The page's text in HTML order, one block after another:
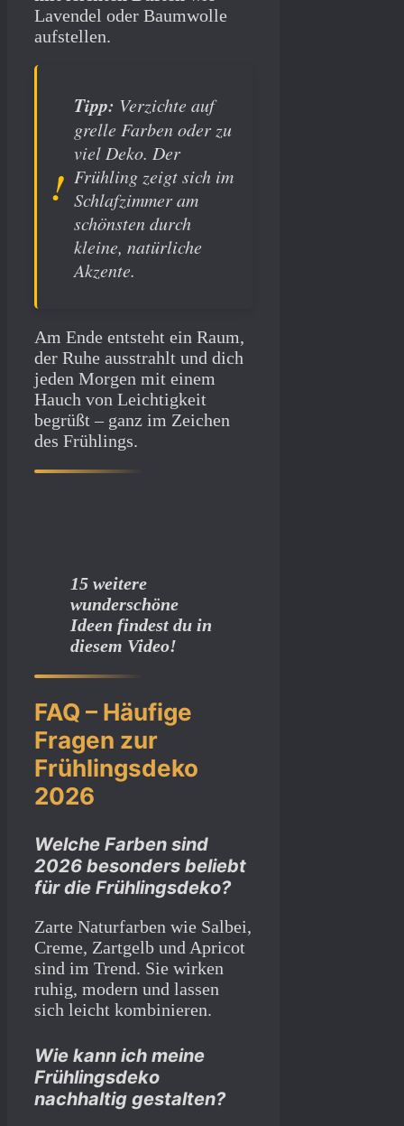
Lavendel oder Baumwolle
aufstellen.
Tipp: Verzichte auf
grelle Farben oder zu
viel Deko. Der
Frühling zeigt sich im
Schlafzimmer am
schönsten durch
kleine, natürliche
Akzente.
Am Ende entsteht ein Raum,
der Ruhe ausstrahlt und dich
jeden Morgen mit einem
Hauch von Leichtigkeit
begrüßt – ganz im Zeichen
des Frühlings.
15 weitere
wunderschöne
Ideen findest du in
diesem Video!
FAQ – Häufige
Fragen zur
Frühlingsdeko
2026
Welche Farben sind
2026 besonders beliebt
für die Frühlingsdeko?
Zarte Naturfarben wie Salbei,
Creme, Zartgelb und Apricot
sind im Trend. Sie wirken
ruhig, modern und lassen
sich leicht kombinieren.
Wie kann ich meine
Frühlingsdeko
nachhaltig gestalten?